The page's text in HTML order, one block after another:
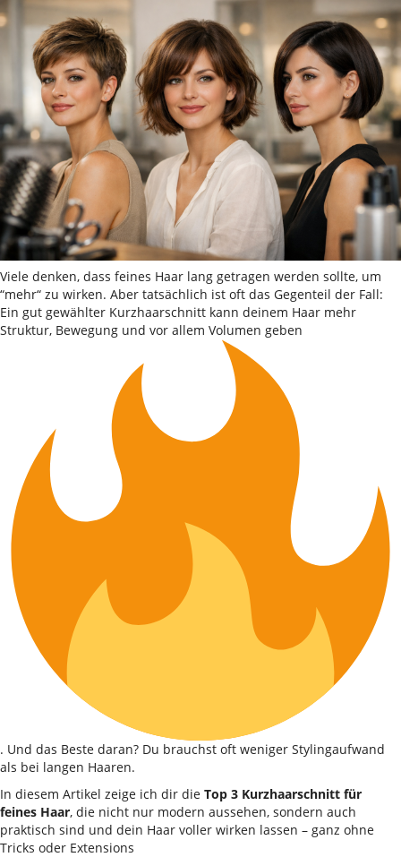
Viele denken, dass feines Haar lang getragen werden sollte, um
“mehr“ zu wirken. Aber tatsächlich ist oft das Gegenteil der Fall:
Ein gut gewählter Kurzhaarschnitt kann deinem Haar mehr
Struktur, Bewegung und vor allem Volumen geben
. Und das Beste daran? Du brauchst oft weniger Stylingaufwand
als bei langen Haaren.
In diesem Artikel zeige ich dir die Top 3 Kurzhaarschnitt für
feines Haar, die nicht nur modern aussehen, sondern auch
praktisch sind und dein Haar voller wirken lassen – ganz ohne
Tricks oder Extensions